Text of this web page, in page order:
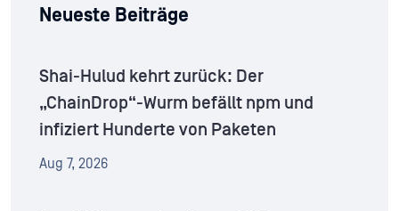
Neueste Beiträge
Shai-Hulud kehrt zurück: Der
„ChainDrop“-Wurm befällt npm und
infiziert Hunderte von Paketen
Aug 7, 2026